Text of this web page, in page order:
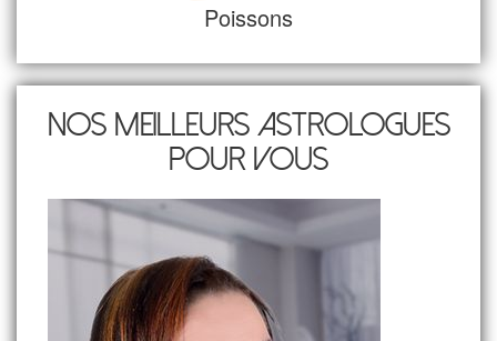
Poissons
Nos meilleurs astrologues
pour vous